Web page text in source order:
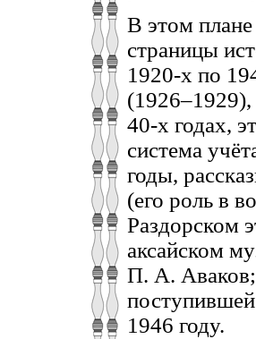
В этом
страницы
1920-х по
(1926–1929),
40-х годах,
система
годы,
(его роль в
Раздорском
аксайском
П. А. Аваков;
поступившей
1946 году.